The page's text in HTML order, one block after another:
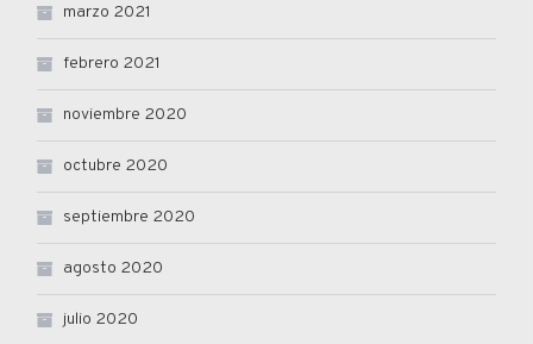
marzo 2021
febrero 2021
noviembre 2020
octubre 2020
septiembre 2020
agosto 2020
julio 2020